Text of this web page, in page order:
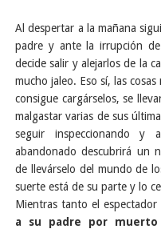
Al despertar a la mañana
padre y ante la irrupción
decide salir y alejarlos de la
mucho jaleo. Eso sí, las
consigue cargárselos, se
malgastar varias de sus
seguir inspeccionando
abandonado descubrirá un
de llevárselo del mundo de
suerte está de su parte y lo
Mientras tanto el espectador
a su padre por